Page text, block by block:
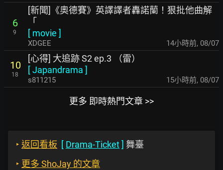
6
9
[新聞]《奧德賽》英譯譯者轟諾蘭！狠批他曲解
「
[ movie ]
XDGEE 14小時前, 08/07
10
18
[心得] 大追跡 S2 ep.3 （雷）
[Japandrama ]
s811215 15小時前, 08/07
更多 即時熱門文章 >>
‣ 返回看板 [ Drama-Ticket] 舞臺
‣ 更多 ShoJay 的文章